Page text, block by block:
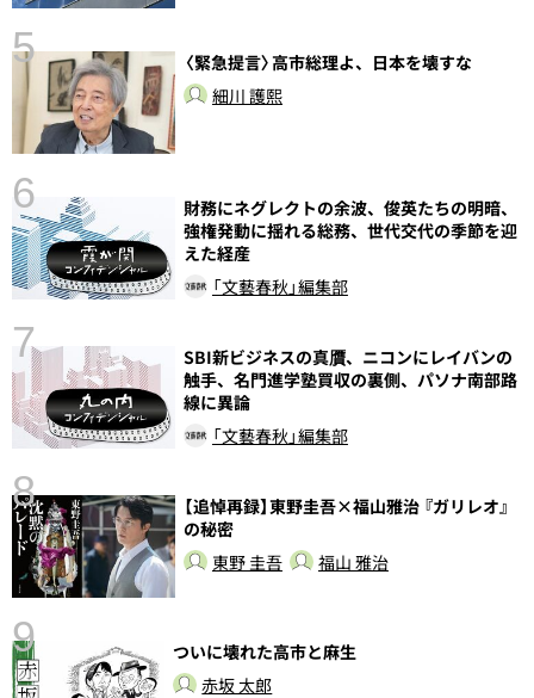
5
〈緊急提言〉高市総理よ、日本を壊すな
細川 護熙
6
財務にネグレクトの余波、俊英たちの明暗、
強権発動に揺れる総務、世代交代の季節を迎
えた経産
「文藝春秋」編集部
7
SBI新ビジネスの真贋、ニコンにレイバンの
触手、名門進学塾買収の裏側、パソナ南部路
線に異論
「文藝春秋」編集部
8
【追悼再録】東野圭吾×福山雅治 『ガリレオ』
の秘密
東野 圭吾
福山 雅治
9
ついに壊れた高市と麻生
赤坂 太郎